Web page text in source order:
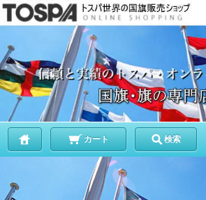
カート 検索